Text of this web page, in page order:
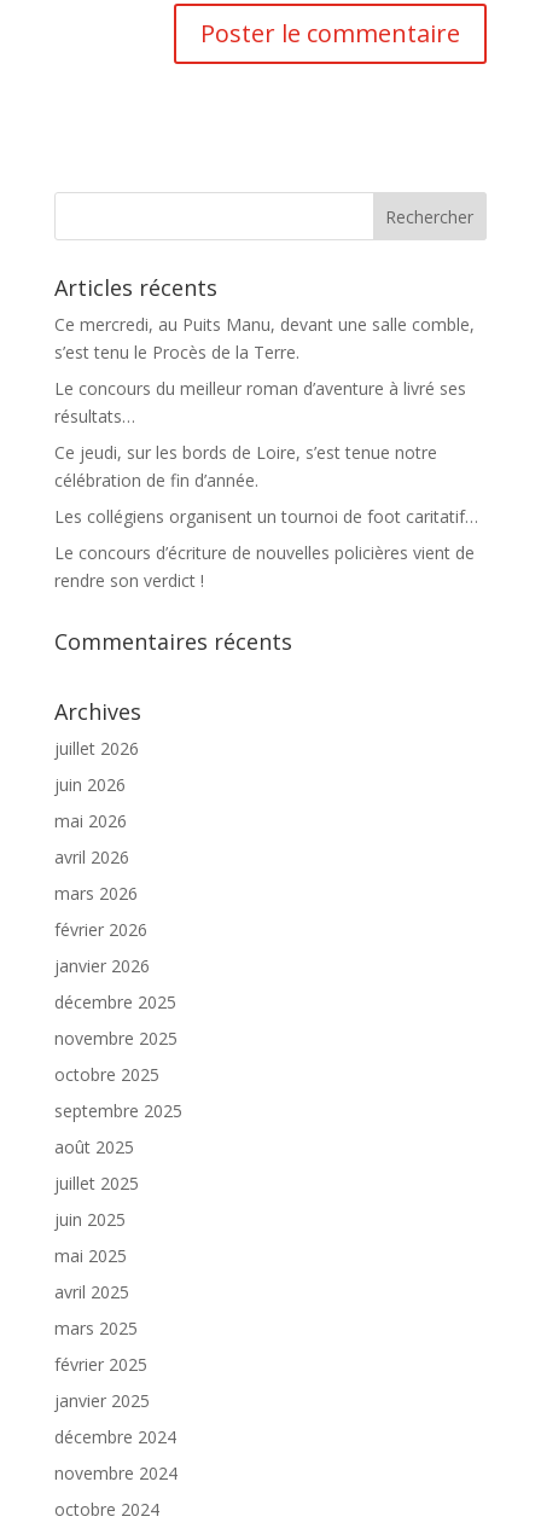
Articles récents
Ce mercredi, au Puits Manu, devant une salle comble,
s’est tenu le Procès de la Terre.
Le concours du meilleur roman d’aventure à livré ses
résultats…
Ce jeudi, sur les bords de Loire, s’est tenue notre
célébration de fin d’année.
Les collégiens organisent un tournoi de foot caritatif…
Le concours d’écriture de nouvelles policières vient de
rendre son verdict !
Commentaires récents
Archives
juillet 2026
juin 2026
mai 2026
avril 2026
mars 2026
février 2026
janvier 2026
décembre 2025
novembre 2025
octobre 2025
septembre 2025
août 2025
juillet 2025
juin 2025
mai 2025
avril 2025
mars 2025
février 2025
janvier 2025
décembre 2024
novembre 2024
octobre 2024